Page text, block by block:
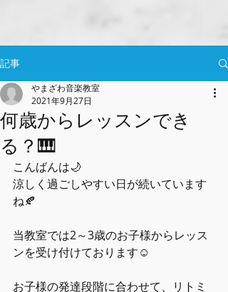
記事
何歳からレッスンでき
る？🎹
やまざわ音楽教室
2021年9月27日
こんばんは🌙
涼しく過ごしやすい日が続いています
ね🍂
当教室では2～3歳のお子様からレッス
ンを受け付けております☺
お子様の発達段階に合わせて、リトミ